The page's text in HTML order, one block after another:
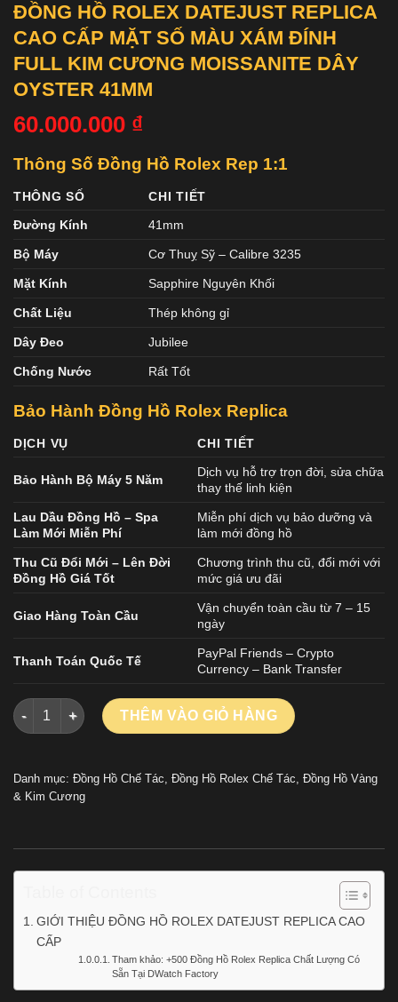
ĐỒNG HỒ ROLEX DATEJUST REPLICA
CAO CẤP MẶT SỐ MÀU XÁM ĐÍNH
FULL KIM CƯƠNG MOISSANITE DÂY
OYSTER 41MM
60.000.000 ₫
Thông Số Đồng Hồ Rolex Rep 1:1
THÔNG SỐ
CHI TIẾT
Đường Kính
41mm
Bộ Máy Cơ Thuỵ Sỹ – Calibre 3235
Mặt Kính Sapphire Nguyên Khối
Chất Liệu Thép không gỉ
Dây Đeo Jubilee
Chống Nước Rất Tốt
Bảo Hành Đồng Hồ Rolex Replica
DỊCH VỤ CHI TIẾT
Bảo Hành Bộ Máy 5 Năm
Dịch vụ hỗ trợ trọn đời, sửa chữa
thay thế linh kiện
Lau Dầu Đồng Hồ – Spa
Làm Mới Miễn Phí
Miễn phí dịch vụ bảo dưỡng và
làm mới đồng hồ
Thu Cũ Đổi Mới – Lên Đời
Đồng Hồ Giá Tốt
Chương trình thu cũ, đổi mới với
mức giá ưu đãi
Giao Hàng Toàn Cầu
Vận chuyển toàn cầu từ 7 – 15
ngày
Thanh Toán Quốc Tế
PayPal Friends – Crypto
Currency – Bank Transfer
ĐỒNG HỒ ROLEX DATEJUST REPLICA CAO CẤP MẶT SỐ
THÊM VÀO GIỎ HÀNG
Danh mục: Đồng Hồ Chế Tác, Đồng Hồ Rolex Chế Tác, Đồng Hồ Vàng
& Kim Cương
GIỚI THIỆU ĐỒNG HỒ ROLEX DATEJUST REPLICA CAO
CẤP
Tham khảo: +500 Đồng Hồ Rolex Replica Chất Lượng Có
Sẵn Tại DWatch Factory